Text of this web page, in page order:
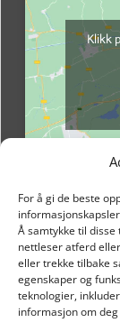
For å gi de beste
Å samtykke til
nettleser atferd
eller trekke tilbake
egenskaper og
teknologier,
informasjon om
Klikk